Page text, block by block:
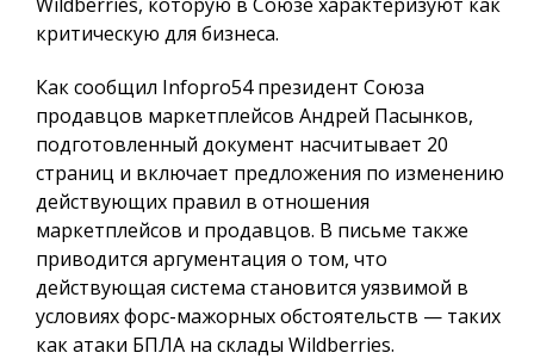
критическую для бизнеса.
Как сообщил Infopro54президент Союза
продавцов маркетплейсов Андрей Пасынков,
подготовленный документ насчитывает 20
страниц и включает предложения по изменению
действующих правил в отношения
маркетплейсов и продавцов. В письме также
приводится аргументация о том, что
действующая система становится уязвимой в
условиях форс-мажорных обстоятельств — таких
как атаки БПЛА на склады Wildberries.